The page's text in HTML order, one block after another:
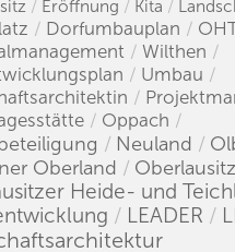
Eröffnung Kita
Dorfumbauplan
Wilthen
Umbau
Oppach
Neuland
Oberland
Oberlausitz
Heide- und
LEADER